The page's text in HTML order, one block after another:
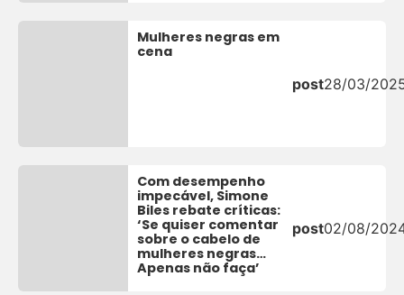
Mulheres negras em
cena
post28/03/
Com desempenho
impecável, Simone
Biles rebate críticas:
‘Se quiser comentar
sobre o cabelo de
mulheres negras…
Apenas não faça’
post02/08/